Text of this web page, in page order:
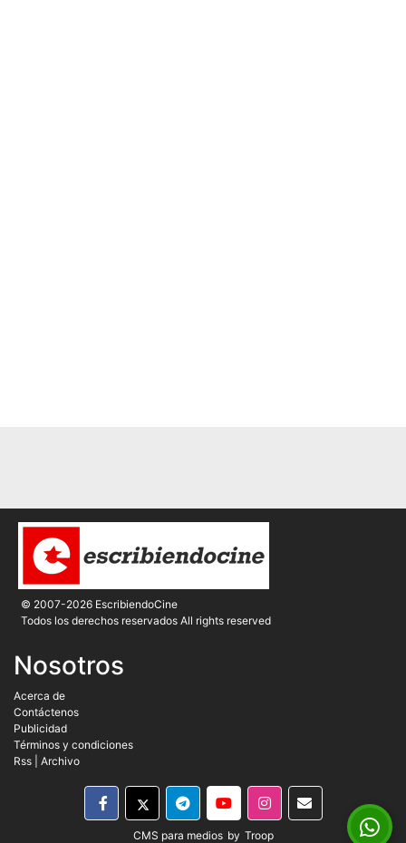
© 2007-2026 EscribiendoCine
Todos los derechos reservados All rights reserved
Nosotros
Acerca de
Contáctenos
Publicidad
Términos y condiciones
Rss
Archivo
CMS para medios by Troop